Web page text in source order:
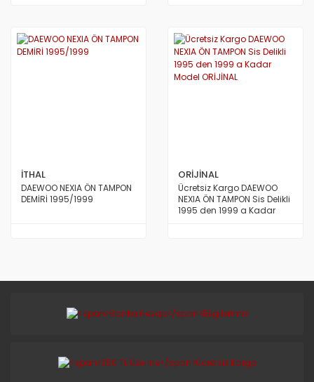
İTHAL
DAEWOO NEXIA ÖN TAMPON
DEMİRİ 1995/1999
ORİJİNAL
Ücretsiz Kargo DAEWOO
NEXIA ÖN TAMPON Sis Delikli
1995 den 1999 a Kadar